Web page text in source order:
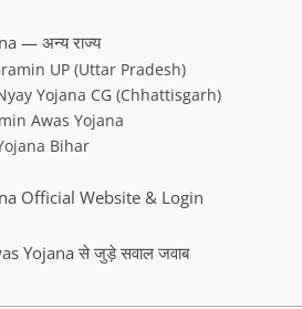
— अन्य राज्य
UP (Uttar Pradesh)
Yojana CG (Chhattisgarh)
Awas Yojana
Bihar
Official Website & Login
Yojana से जुड़े सवाल जवाब